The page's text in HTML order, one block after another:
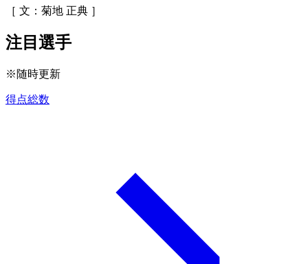
［ 文：菊地 正典 ］
注目選手
※随時更新
得点総数